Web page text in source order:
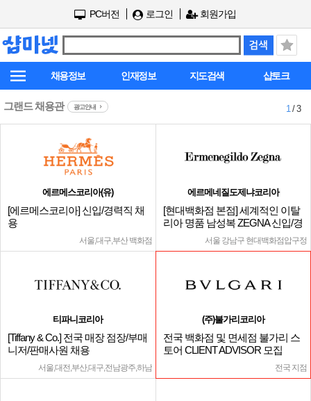
PC버전 로그인 회원가입
채용정보 인재정보 지도검색 샵토크
그랜드 채용관 광고안내 1/ 3
에르메스코리아(유)
[에르메스코리아] 신입/경력직 채
용
서울,대구,부산 백화점
에르메네질도제냐코리아
[현대백화점 본점] 세계적인 이탈
리아 명품 남성복 ZEGNA 신입/경
서울 강남구 현대백화점압구정
티파니코리아
[Tiffany & Co.] 전국 매장 점장/부매
니저/판매사원 채용
서울,대전,부산,대구,전남광주,하남
(주)불가리코리아
전국 백화점 및 면세점 불가리 스
토어 CLIENT ADVISOR 모집
전국 지점